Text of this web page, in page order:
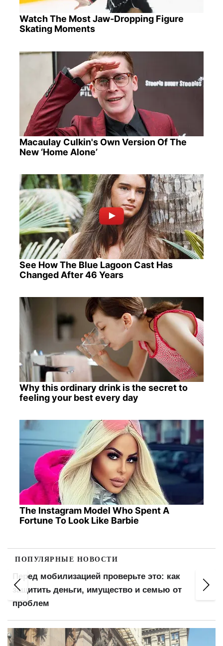
Watch The Most Jaw‑Dropping Figure
Skating Moments
Macaulay Culkin's Own Version Of The
New ‘Home Alone’
See How The Blue Lagoon Cast Has
Changed After 46 Years
Why this ordinary drink is the secret to
feeling your best every day
The Instagram Model Who Spent A
Fortune To Look Like Barbie
ПОПУЛЯРНЫЕ НОВОСТИ
Бронь есть, а за границу не пускают: кому из
мужчин откажут в выезде